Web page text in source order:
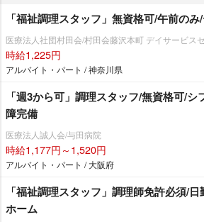
「福祉調理スタッフ」無資格可/午前の
医療法人社団村田会/村田会藤沢本町 デイサービス
時給1,225円
アルバイト・パート / 神奈川県
「週3から可」調理スタッフ/無資格可/
障完備
医療法人誠人会/与田病院
時給1,177円～1,520円
アルバイト・パート / 大阪府
「福祉調理スタッフ」調理師免許必須/
ホーム